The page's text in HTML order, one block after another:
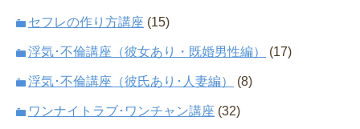
セフレの作り方講座 (15)
浮気･不倫講座（彼女あり・既婚男性編） (17)
浮気･不倫講座（彼氏あり･人妻編） (8)
ワンナイトラブ･ワンチャン講座 (32)